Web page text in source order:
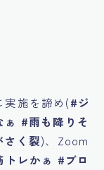
実施を諦め(#ジ
ぁ #雨も降りそ
さく裂)、Zoom
トレかぁ #ブロ